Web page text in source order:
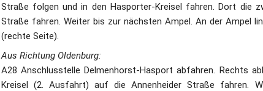
Straße folgen und in den Hasporter-Kreisel fahren. Dort die
Straße fahren. Weiter bis zur nächsten Ampel. An der Ampel
(rechte Seite).
Aus Richtung Oldenburg:
A28 Anschlusstelle Delmenhorst-Hasport abfahren. Rechts
Kreisel (2. Ausfahrt) auf die Annenheider Straße fahren.